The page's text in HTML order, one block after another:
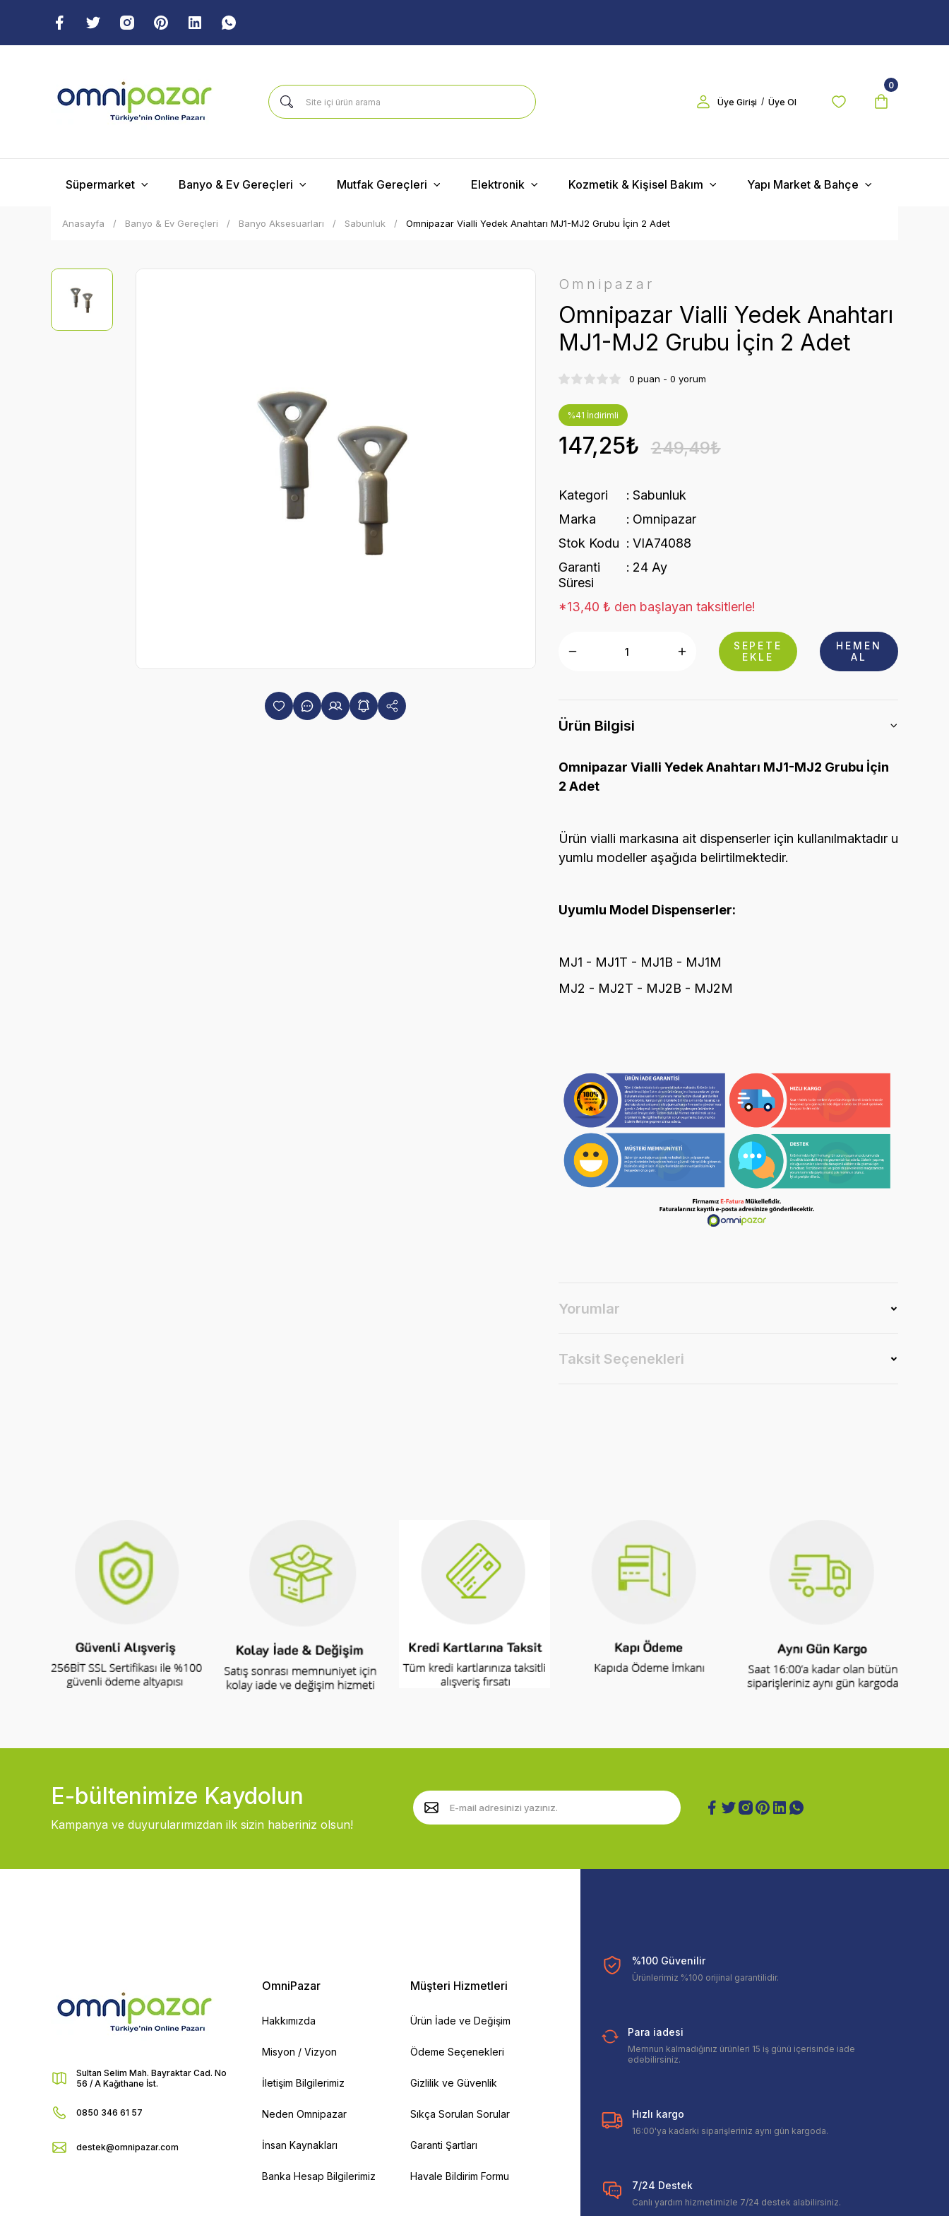
Üye Girişi / Üye Ol
0
Süpermarket Banyo & Ev Gereçleri Mutfak Gereçleri Elektronik Kozmetik & Kişisel Bakım Yapı Market & Bahçe
Anasayfa Banyo & Ev Gereçleri Banyo Aksesuarları Sabunluk Omnipazar Vialli Yedek Anahtarı MJ1-MJ2 Grubu İçin 2 Adet
Omnipazar
Omnipazar Vialli Yedek Anahtarı
MJ1-MJ2 Grubu İçin 2 Adet
0 puan - 0 yorum
%41 İndirimli
147,25₺ 249,49₺
Kategori
Sabunluk
Marka
Omnipazar
Stok Kodu
VIA74088
Garanti
Süresi
24 Ay
*13,40 ₺ den başlayan taksitlerle!
SEPETE
EKLE
HEMEN
AL
Ürün Bilgisi
Omnipazar Vialli Yedek Anahtarı MJ1-MJ2 Grubu İçin
2 Adet
Ürün vialli markasına ait dispenserler için kullanılmaktadır u
yumlu modeller aşağıda belirtilmektedir.
Uyumlu Model Dispenserler:
MJ1 - MJ1T - MJ1B - MJ1M
MJ2 - MJ2T - MJ2B - MJ2M
Yorumlar
Taksit Seçenekleri
E-bültenimize Kaydolun
Kampanya ve duyurularımızdan ilk sizin haberiniz olsun!
Sultan Selim Mah. Bayraktar Cad. No
56 / A Kağıthane İst.
0850 346 61 57
destek@omnipazar.com
OmniPazar
Hakkımızda
Misyon / Vizyon
İletişim Bilgilerimiz
Neden Omnipazar
İnsan Kaynakları
Banka Hesap Bilgilerimiz
Müşteri Hizmetleri
Ürün İade ve Değişim
Ödeme Seçenekleri
Gizlilik ve Güvenlik
Sıkça Sorulan Sorular
Garanti Şartları
Havale Bildirim Formu
%100 Güvenilir
Ürünlerimiz %100 orijinal garantilidir.
Para iadesi
Memnun kalmadığınız ürünleri 15 iş günü içerisinde iade
edebilirsiniz.
Hızlı kargo
16:00'ya kadarki siparişleriniz aynı gün kargoda.
7/24 Destek
Canlı yardım hizmetimizle 7/24 destek alabilirsiniz.